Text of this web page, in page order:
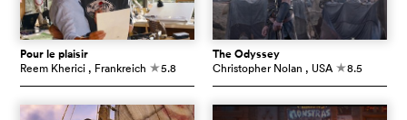
Pour le plaisir
Reem Kherici , Frankreich c5.8
The Odyssey
Christopher Nolan , USA c8.5